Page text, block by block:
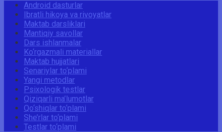
Android dasturlar
Ibratli hikoya va rivoyatlar
Maktab darsliklari
Mantiqiy savollar
Dars ishlanmalar
Ko‘rgazmali materiallar
Maktab hujjatlari
Senariylar to‘plami
Yangi metodlar
Psixologik testlar
Qiziqarli ma’lumotlar
Qo‘shiqlar to‘plami
She’rlar to‘plami
Testlar to‘plami